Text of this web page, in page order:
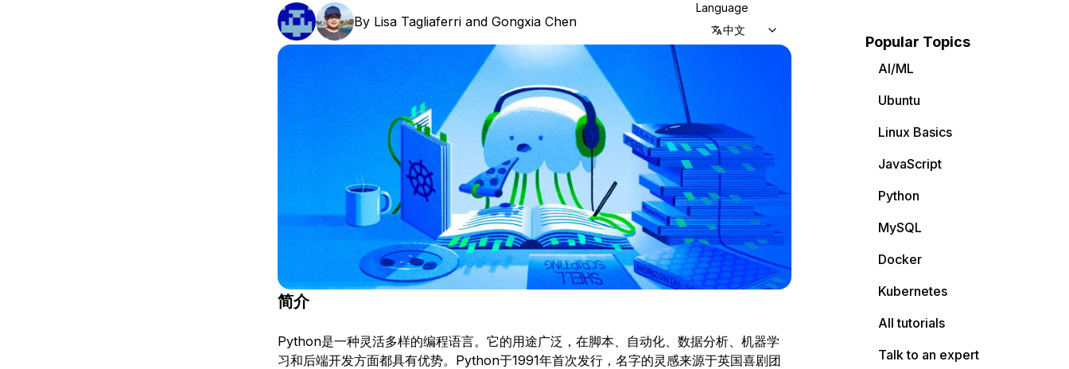
By Lisa Tagliaferriand Gongxia Chen
Language
中文
简介
Python是一种灵活多样的编程语言。它的用途广泛，在脚本、自动化、数据分析、机器学
习和后端开发方面都具有优势。Python于1991年首次发行，名字的灵感来源于英国喜剧团
Popular Topics
AI/ML
Ubuntu
Linux Basics
JavaScript
Python
MySQL
Docker
Kubernetes
All tutorials
Talk to an expert